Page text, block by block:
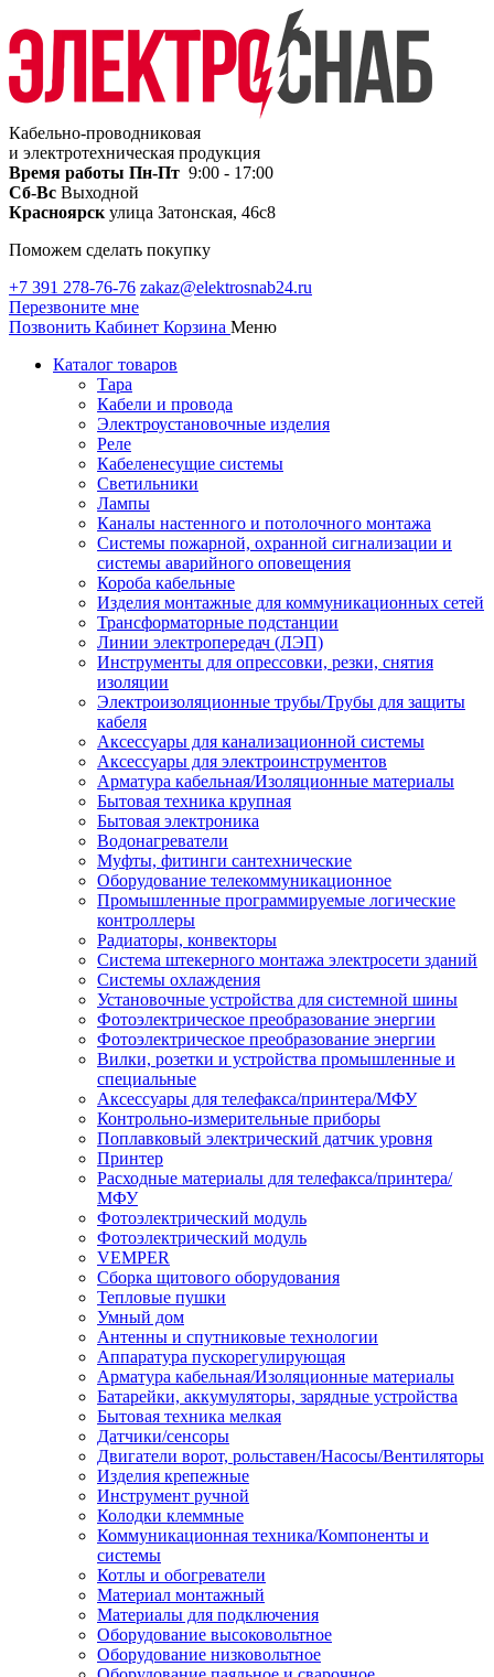
Кабельно-проводниковая
и электротехническая продукция
Время работы Пн-Пт 9:00 - 17:00
Сб-Вс Выходной
Красноярск улица Затонская, 46с8
Поможем сделать покупку
+7 391 278-76-76 zakaz@elektrosnab24.ru
Перезвоните мне
Позвонить Кабинет Корзина Меню
Каталог товаров
Тара
Кабели и провода
Электроустановочные изделия
Реле
Кабеленесущие системы
Светильники
Лампы
Каналы настенного и потолочного монтажа
Системы пожарной, охранной сигнализации и
системы аварийного оповещения
Короба кабельные
Изделия монтажные для коммуникационных сетей
Трансформаторные подстанции
Линии электропередач (ЛЭП)
Инструменты для опрессовки, резки, снятия
изоляции
Электроизоляционные трубы/Трубы для защиты
кабеля
Аксессуары для канализационной системы
Аксессуары для электроинструментов
Арматура кабельная/Изоляционные материалы
Бытовая техника крупная
Бытовая электроника
Водонагреватели
Муфты, фитинги сантехнические
Оборудование телекоммуникационное
Промышленные программируемые логические
контроллеры
Радиаторы, конвекторы
Система штекерного монтажа электросети зданий
Системы охлаждения
Установочные устройства для системной шины
Фотоэлектрическое преобразование энергии
Фотоэлектрическое преобразование энергии
Вилки, розетки и устройства промышленные и
специальные
Аксессуары для телефакса/принтера/МФУ
Контрольно-измерительные приборы
Поплавковый электрический датчик уровня
Принтер
Расходные материалы для телефакса/принтера/
МФУ
Фотоэлектрический модуль
Фотоэлектрический модуль
VEMPER
Сборка щитового оборудования
Тепловые пушки
Умный дом
Антенны и спутниковые технологии
Аппаратура пускорегулирующая
Арматура кабельная/Изоляционные материалы
Батарейки, аккумуляторы, зарядные устройства
Бытовая техника мелкая
Датчики/сенсоры
Двигатели ворот, рольставен/Насосы/Вентиляторы
Изделия крепежные
Инструмент ручной
Колодки клеммные
Коммуникационная техника/Компоненты и
системы
Котлы и обогреватели
Материал монтажный
Материалы для подключения
Оборудование высоковольтное
Оборудование низковольтное